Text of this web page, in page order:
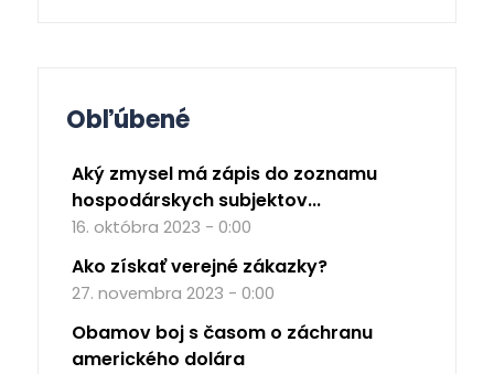
Obľúbené
Aký zmysel má zápis do zoznamu
hospodárskych subjektov...
16. októbra 2023 - 0:00
Ako získať verejné zákazky?
27. novembra 2023 - 0:00
Obamov boj s časom o záchranu
amerického dolára